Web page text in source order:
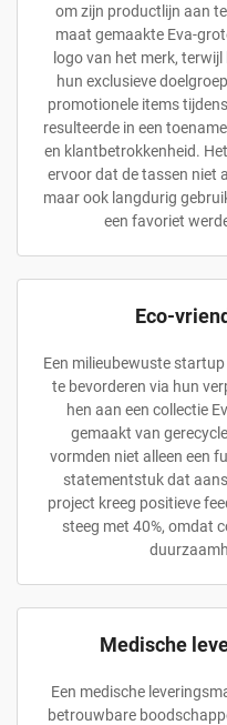
om zijn productlijn aan
maat gemaakte Eva-
logo van het merk,
hun exclusieve
promotionele items
resulteerde in een
en klantbetrokkenheid.
ervoor dat de tassen niet
maar ook langdurig
een favoriet
Eco-
Een milieubewuste
te bevorderen via hun
hen aan een collectie
gemaakt van
vormden niet alleen een
statementstuk dat
project kreeg positieve
steeg met 40%, omdat
Medische
Een medische
betrouwbare